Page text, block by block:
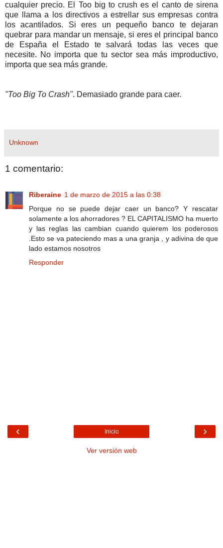
cualquier precio. El Too big to crush es el canto de sirena
que llama a los directivos a estrellar sus empresas contra
los acantilados. Si eres un pequeño banco te dejaran
quebrar para mandar un mensaje, si eres el principal banco
de España el Estado te salvará todas las veces que
necesite. No importa que tu sector sea más improductivo,
importa que sea más grande.
"Too Big To Crash". Demasiado grande para caer.
Unknown
1 comentario:
Riberaine 1 de marzo de 2015 a las 0:38
Porque no se puede dejar caer un banco? Y rescatar
solamente a los ahorradores ? EL CAPITALISMO ha muerto
y las reglas las cambian cuando quierem los poderosos
.Esto se va pateciendo mas a una granja , y adivina de que
lado estamos nosotros
Responder
‹ ›
Inicio
Ver versión web